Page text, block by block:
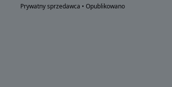
Prywatny sprzedawca • Opublikowano